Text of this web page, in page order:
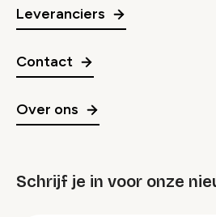
Leveranciers
Contact
Over ons
Schrijf je in voor onze